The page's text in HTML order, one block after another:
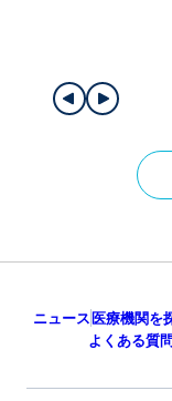
ニュース医療機関を
よくある質